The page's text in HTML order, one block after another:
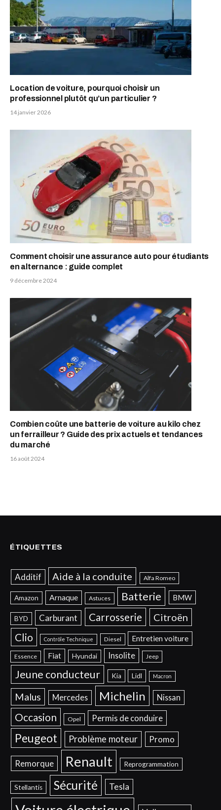
Location de voiture, pourquoi choisir un
professionnel plutôt qu’un particulier ?
14 janvier 2026
Comment choisir une assurance auto pour étudiants
en alternance : guide complet
9 décembre 2024
Combien coûte une batterie de voiture au kilo chez
un ferrailleur ? Guide des prix actuels et tendances
du marché
16 août 2024
ÉTIQUETTES
Additif Aide à la conduite Alfa Romeo
Amazon Arnaque Astuces Batterie BMW
BYD Carburant Carrosserie Citroën
Clio Contrôle Technique Diesel Entretien voiture
Essence Fiat Hyundai Insolite Jeep
Jeune conducteur Kia Lidl Macron
Malus Mercedes Michelin Nissan
Occasion Opel Permis de conduire
Peugeot Problème moteur Promo
Remorque Renault Reprogrammation
Stellantis Sécurité Tesla